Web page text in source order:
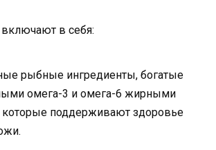
в себя:
рыбные ингредиенты, богатые
омега-3 и омега-6 жирными
которые поддерживают здоровье